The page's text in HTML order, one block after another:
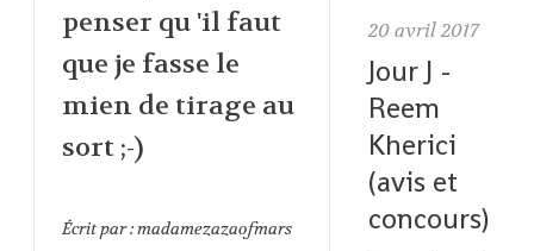
penser qu 'il faut
que je fasse le
mien de tirage au
sort ;-)
Écrit par :madamezazaofmars
20 avril 2017
Jour J -
Reem
Kherici
(avis et
concours)